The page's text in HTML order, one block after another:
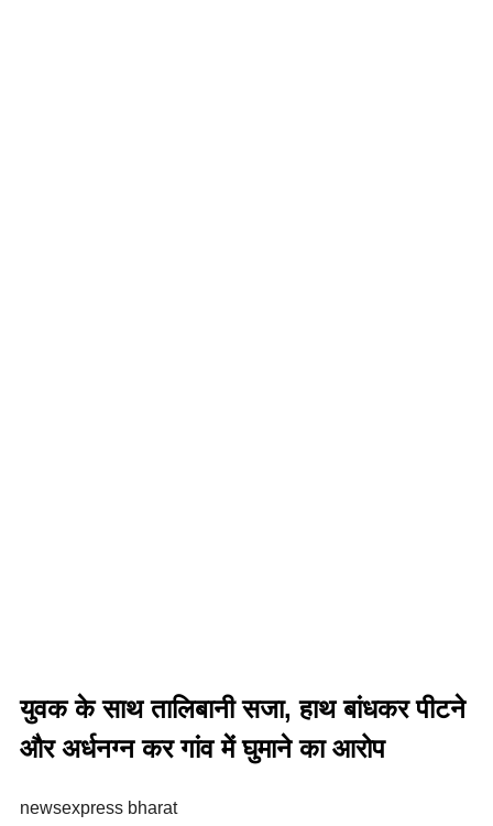
युवक के साथ तालिबानी सजा, हाथ बांधकर पीटने
और अर्धनग्न कर गांव में घुमाने का आरोप
newsexpress bharat